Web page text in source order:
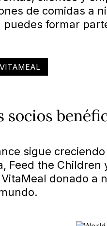
de comidas a
formar
socios
sigue
Feed the Children
donado a